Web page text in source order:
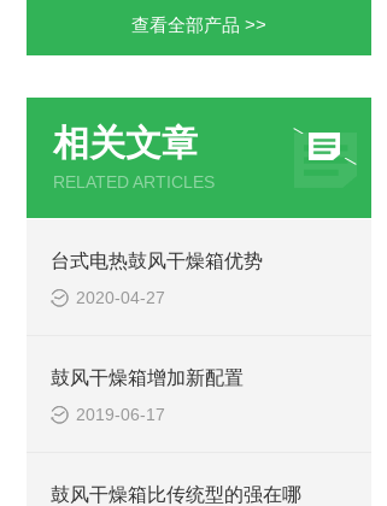
查看全部产品 >>
相关文章
RELATED ARTICLES
台式电热鼓风干燥箱优势
2020-04-27
鼓风干燥箱增加新配置
2019-06-17
鼓风干燥箱比传统型的强在哪